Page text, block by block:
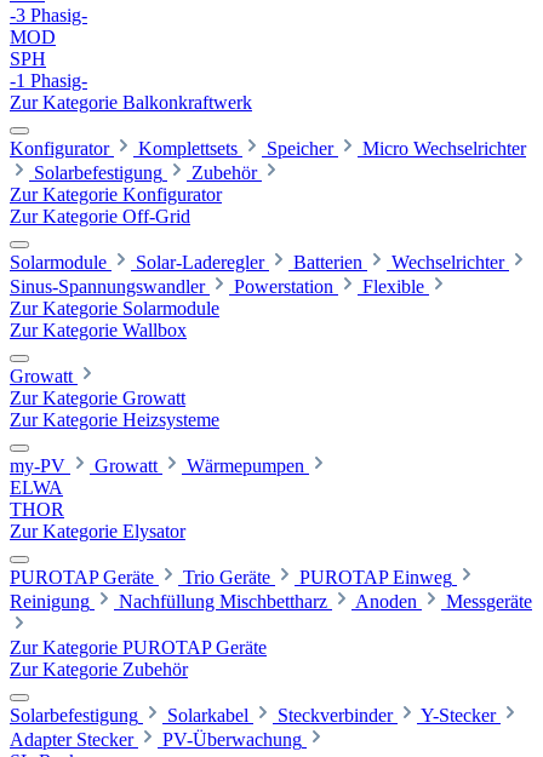
-3 Phasig-
MOD
SPH
-1 Phasig-
Zur Kategorie Balkonkraftwerk
Konfigurator Komplettsets Speicher
Micro Wechselrichter
Solarbefestigung
Zubehör
Zur Kategorie Konfigurator
Zur Kategorie Off-Grid
Solarmodule Solar-Laderegler Batterien
Wechselrichter
Sinus-Spannungswandler
Powerstation
Flexible
Zur Kategorie Solarmodule
Zur Kategorie Wallbox
Growatt
Zur Kategorie Growatt
Zur Kategorie Heizsysteme
my-PV Growatt
Wärmepumpen
ELWA
THOR
Zur Kategorie Elysator
PUROTAP Geräte Trio Geräte
PUROTAP Einweg
Reinigung
Nachfüllung Mischbettharz Anoden Messgeräte
Zur Kategorie PUROTAP Geräte
Zur Kategorie Zubehör
Solarbefestigung Solarkabel Steckverbinder
Y-Stecker
Adapter Stecker
PV-Überwachung